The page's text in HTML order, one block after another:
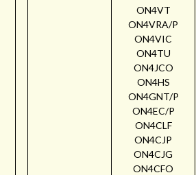
ON4VT
ON4VRA/P
ON4VIC
ON4TU
ON4JCO
ON4HS
ON4GNT/P
ON4EC/P
ON4CLF
ON4CJP
ON4CJG
ON4CFO